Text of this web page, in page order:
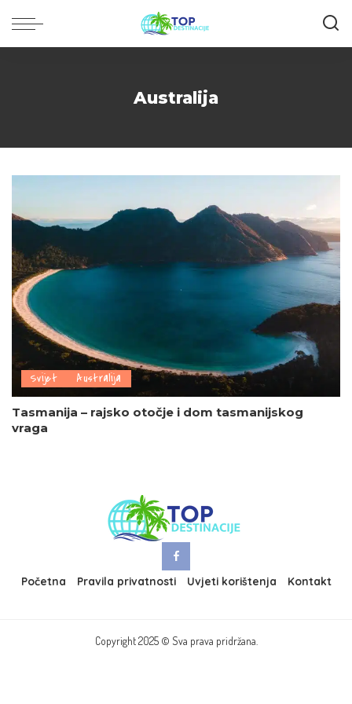
Australija
Svijet Australija
Tasmanija – rajsko otočje i dom tasmanijskog
vraga
Početna Pravila privatnosti Uvjeti korištenja Kontakt
Copyright 2025 © Sva prava pridržana.